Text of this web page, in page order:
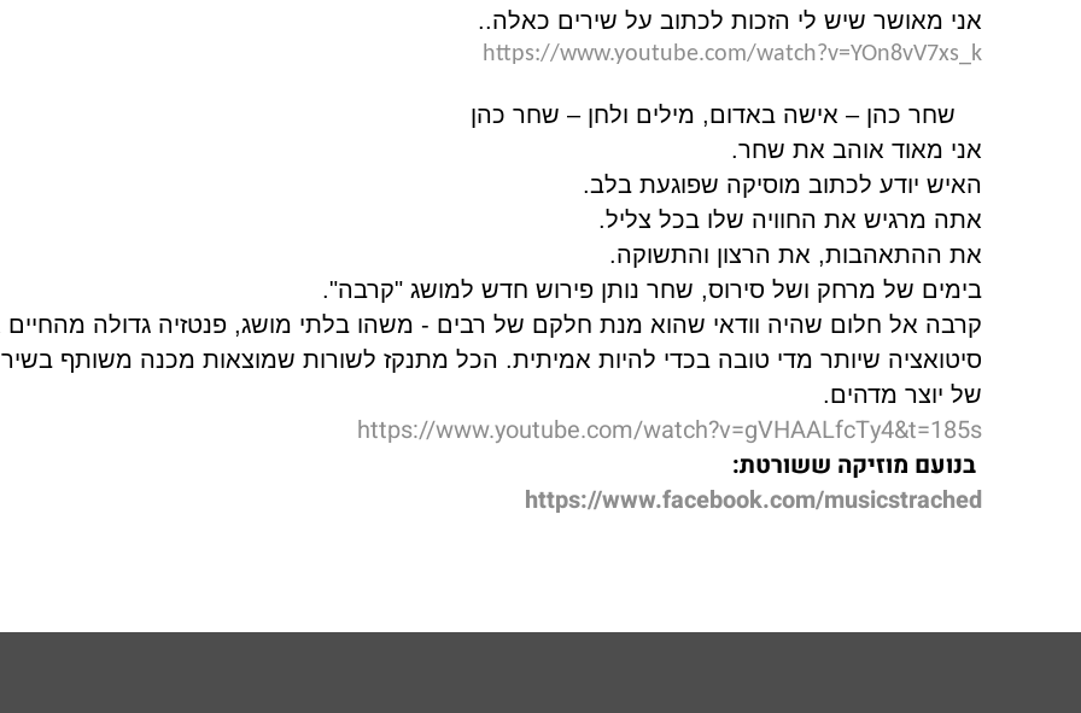
אני מאושר שיש לי הזכות לכתוב על שירים כאלה..
https://www.youtube.com/watch?v=YOn8vV7xs_k
שחר כהן – אישה באדום, מילים ולחן – שחר כהן
אני מאוד אוהב את שחר.
האיש יודע לכתוב מוסיקה שפוגעת בלב.
אתה מרגיש את החוויה שלו בכל צליל.
את ההתאהבות, את הרצון והתשוקה.
בימים של מרחק ושל סירוס, שחר נותן פירוש חדש למושג "קרבה".
קרבה אל חלום שהיה וודאי שהוא מנת חלקם של רבים - משהו בלתי מושג, פנטזיה גדולה מהחיים
סיטואציה שיותר מדי טובה בכדי להיות אמיתית. הכל מתנקז לשורות שמוצאות מכנה משותף
של יוצר מדהים.
https://www.youtube.com/watch?v=gVHAALfcTy4&t=185s
בנועם מוזיקה ששורטת:
https://www.facebook.com/musicstrached